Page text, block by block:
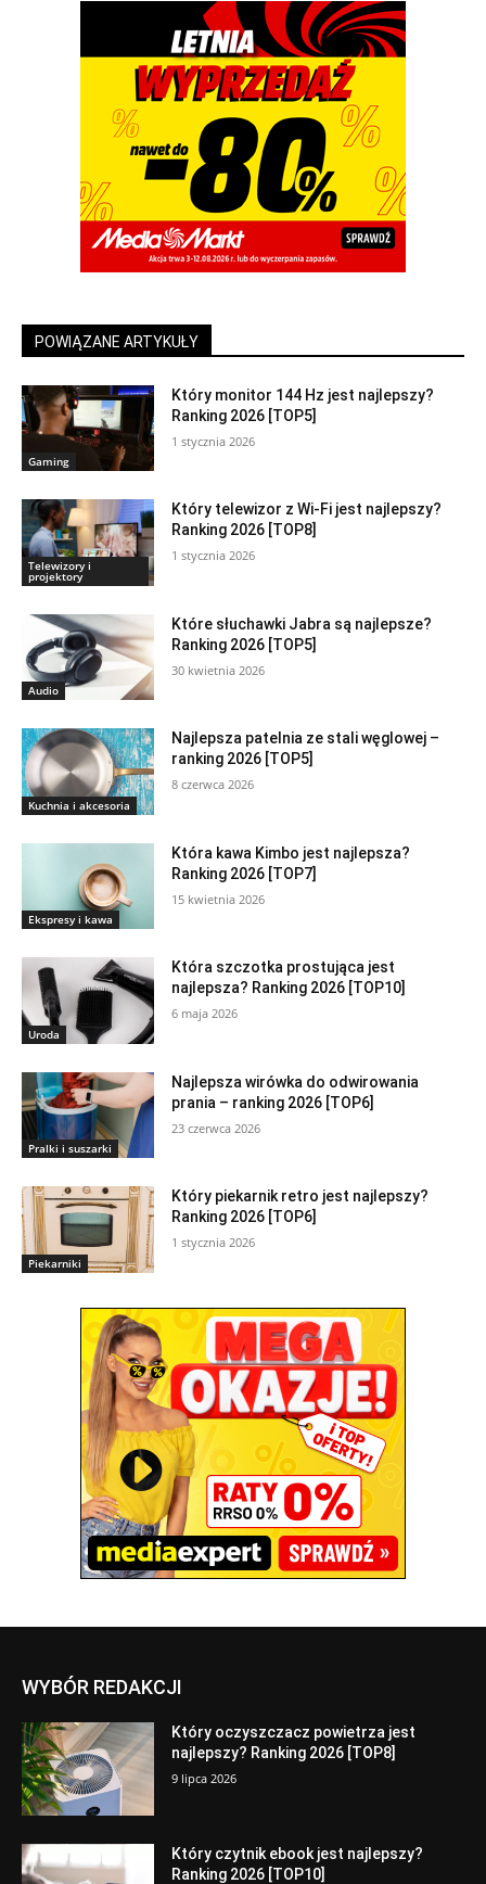
POWIĄZANE ARTYKUŁY
Gaming
Który monitor 144 Hz jest najlepszy?
Ranking 2026 [TOP5]
1 stycznia 2026
Telewizory i
projektory
Który telewizor z Wi-Fi jest najlepszy?
Ranking 2026 [TOP8]
1 stycznia 2026
Audio
Które słuchawki Jabra są najlepsze?
Ranking 2026 [TOP5]
30 kwietnia 2026
Kuchnia i akcesoria
Najlepsza patelnia ze stali węglowej –
ranking 2026 [TOP5]
8 czerwca 2026
Ekspresy i kawa
Która kawa Kimbo jest najlepsza?
Ranking 2026 [TOP7]
15 kwietnia 2026
Uroda
Która szczotka prostująca jest
najlepsza? Ranking 2026 [TOP10]
6 maja 2026
Pralki i suszarki
Najlepsza wirówka do odwirowania
prania – ranking 2026 [TOP6]
23 czerwca 2026
Piekarniki
Który piekarnik retro jest najlepszy?
Ranking 2026 [TOP6]
1 stycznia 2026
WYBÓR REDAKCJI
Który oczyszczacz powietrza jest
najlepszy? Ranking 2026 [TOP8]
9 lipca 2026
Który czytnik ebook jest najlepszy?
Ranking 2026 [TOP10]